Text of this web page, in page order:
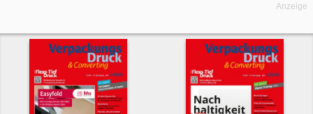
Anzeige